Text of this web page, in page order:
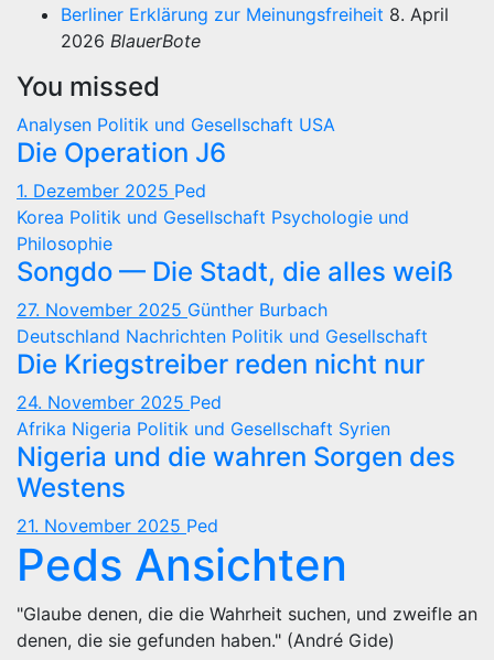
Berliner Erklärung zur Meinungsfreiheit 8. April
2026 BlauerBote
You missed
Analysen Politik und Gesellschaft USA
Die Operation J6
1. Dezember 2025 Ped
Korea Politik und Gesellschaft Psychologie und
Philosophie
Songdo — Die Stadt, die alles weiß
27. November 2025 Günther Burbach
Deutschland Nachrichten Politik und Gesellschaft
Die Kriegstreiber reden nicht nur
24. November 2025 Ped
Afrika Nigeria Politik und Gesellschaft Syrien
Nigeria und die wahren Sorgen des
Westens
21. November 2025 Ped
Peds Ansichten
"Glaube denen, die die Wahrheit suchen, und zweifle an
denen, die sie gefunden haben." (André Gide)